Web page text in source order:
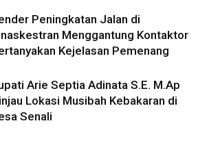
Peningkatan Jalan di
Menggantung Kontaktor
Kejelasan Pemenang
Arie Septia Adinata S.E. M.Ap
Lokasi Musibah Kebakaran di
Senali